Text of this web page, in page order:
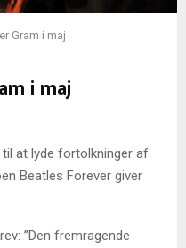
Gram i maj
i maj
at lyde fortolkninger af
Beatles Forever giver
”Den fremragende